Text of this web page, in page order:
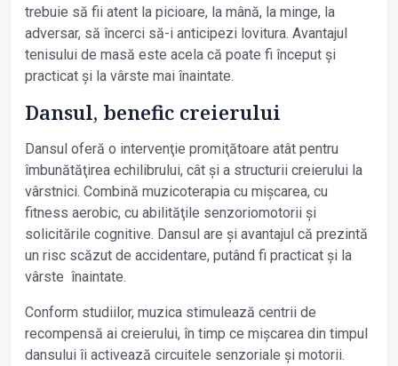
trebuie să fii atent la picioare, la mână, la minge, la
adversar, să încerci să-i anticipezi lovitura. Avantajul
tenisului de masă este acela că poate fi început și
practicat și la vârste mai înaintate.
Dansul, benefic creierului
Dansul oferă o intervenţie promiţătoare atât pentru
îmbunătăţirea echilibrului, cât și a structurii creierului la
vârstnici. Combină muzicoterapia cu mișcarea, cu
fitness aerobic, cu abilităţile senzoriomotorii și
solicitările cognitive. Dansul are și avantajul că prezintă
un risc scăzut de accidentare, putând fi practicat și la
vârste înaintate.
Conform studiilor, muzica stimulează centrii de
recompensă ai creierului, în timp ce mișcarea din timpul
dansului îi activează circuitele senzoriale și motorii.